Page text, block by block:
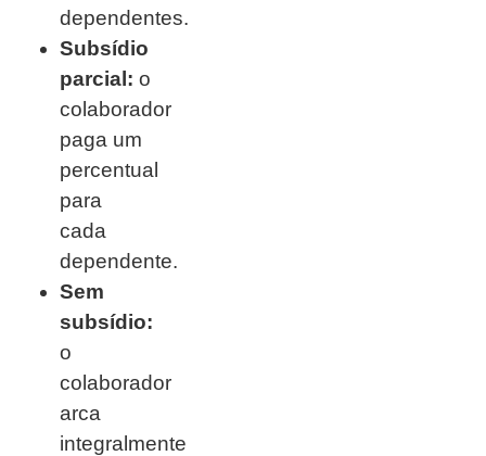
dependentes.
Subsídio
parcial: o
colaborador
paga um
percentual
para
cada
dependente.
Sem
subsídio:
o
colaborador
arca
integralmente